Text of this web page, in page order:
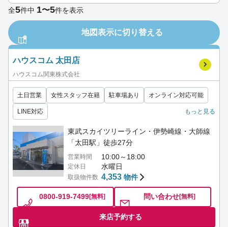
ハウスコム 太田店
ハウスコム関東株式会社
土日営業 女性スタッフ在籍 駐車場あり オンライン対応可能
LINE対応 もっと見る
東武スカイツリーライン・伊勢崎線・大師線
「太田駅」徒歩27分
営業時間 10:00～18:00
定休日 水曜日
取扱物件数 4,353 物件
0800-919-7499[無料] 問い合わせ[無料]
来店予約する
全5件中 1〜5件を表示
地図表示に切り替える